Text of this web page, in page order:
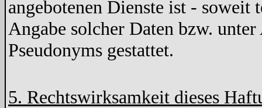
angebotenen Dienste ist -
Angabe solcher Daten bzw.
Pseudonyms gestattet.
5. Rechtswirksamkeit dieses